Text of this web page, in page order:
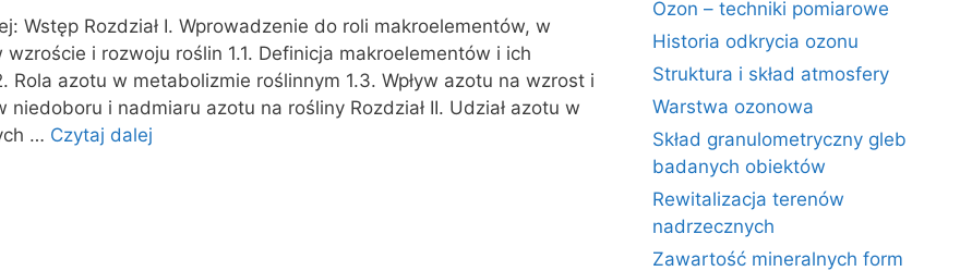
Wstęp Rozdział I. Wprowadzenie do roli makroelementów, w
i rozwoju roślin 1.1. Definicja makroelementów i ich
Rola azotu w metabolizmie roślinnym 1.3. Wpływ azotu na wzrost i
niedoboru i nadmiaru azotu na rośliny Rozdział II. Udział azotu w
… Czytaj dalej
Ozon – techniki pomiarowe
Historia odkrycia ozonu
Struktura i skład atmosfery
Warstwa ozonowa
Skład granulometryczny gleb
badanych obiektów
Rewitalizacja terenów
nadrzecznych
Zawartość mineralnych form